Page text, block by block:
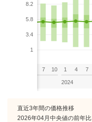
8.2
5.8
3.4
1
7 10 1 4 7
2024
直近3年間の価格推移
2026年04月中央値の前年比